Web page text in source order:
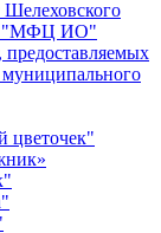
"МФЦ ИО"
цветочек"